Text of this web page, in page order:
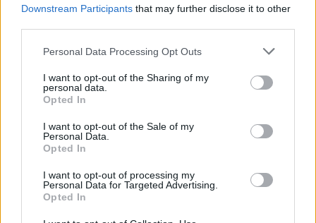
Downstream Participants that may further disclose it to other
Please note that this website/app uses one or more Google
not limited to your visit or usage behaviour. You may click to
grant or deny consent to Google and its third-party tags to
use your data for below specified purposes in below Google
consent section.
Personal Data Processing Opt Outs
I want to opt-out of the Sharing of my
personal data.
Opted In
I want to opt-out of the Sale of my
Personal Data.
Opted In
I want to opt-out of processing my
Personal Data for Targeted Advertising.
Opted In
A BAROKK ÖSSZES ÁRNYALATA ÉS MÉG EGY SOR
KIVÁLÓ PROGRAM VÁR MINDENKIT EZEN A HÉTVÉGÉN
GYŐRBEN
Középpontban a hagyományőrzés, de lesz Pogány Induló és
Majka koncert, jóga szeánsz, “borhajózás” és egy csomó minden
Szólj hozzá!